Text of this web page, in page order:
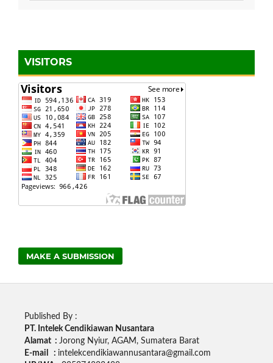
VISITORS
MAKE A SUBMISSION
Published By :
PT. Intelek Cendikiawan Nusantara
Alamat : Jorong Nyiur, AGAM, Sumatera Barat
E-mail : intelekcendikiawannusantara@gmail.com